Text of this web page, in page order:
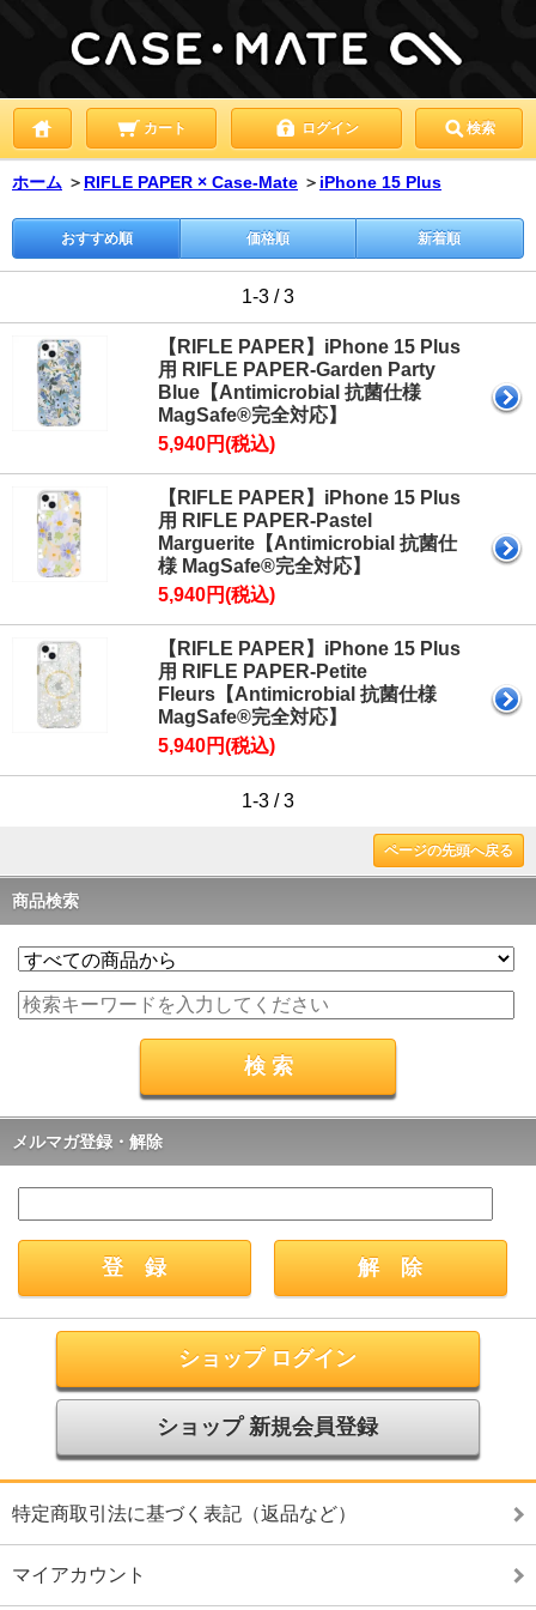
カート ログイン 検索
ホーム ＞ RIFLE PAPER × Case-Mate ＞ iPhone 15 Plus
おすすめ順 価格順 新着順
1-3 / 3
【RIFLE PAPER】iPhone 15 Plus
用 RIFLE PAPER-Garden Party
Blue【Antimicrobial 抗菌仕様
MagSafe®完全対応】
5,940円(税込)
【RIFLE PAPER】iPhone 15 Plus
用 RIFLE PAPER-Pastel
Marguerite【Antimicrobial 抗菌仕
様 MagSafe®完全対応】
5,940円(税込)
【RIFLE PAPER】iPhone 15 Plus
用 RIFLE PAPER-Petite
Fleurs【Antimicrobial 抗菌仕様
MagSafe®完全対応】
5,940円(税込)
1-3 / 3
ページの先頭へ戻る
商品検索
メルマガ登録・解除
ショップ ログイン
ショップ 新規会員登録
特定商取引法に基づく表記（返品など）
マイアカウント